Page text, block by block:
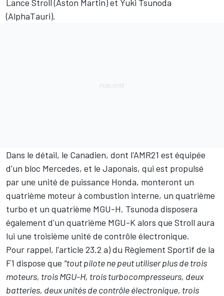
Lance Stroll(Aston Martin) et Yuki Tsunoda
(AlphaTauri).
Dans le détail, le Canadien, dont l'AMR21 est équipée
d'un bloc Mercedes, et le Japonais, qui est propulsé
par une unité de puissance Honda, monteront un
quatrième moteur à combustion interne, un quatrième
turbo et un quatrième MGU-H. Tsunoda disposera
également d'un quatrième MGU-K alors que Stroll aura
lui une troisième unité de contrôle électronique.
Pour rappel, l'article 23.2 a) du Règlement Sportif de la
F1 dispose que "tout pilote ne peut utiliser plus de trois
moteurs, trois MGU-H, trois turbocompresseurs, deux
batteries, deux unités de contrôle électronique, trois